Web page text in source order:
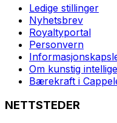
Ledige stillinger
Nyhetsbrev
Royaltyportal
Personvern
Om kunstig
Bærekraft i
NETTSTEDER